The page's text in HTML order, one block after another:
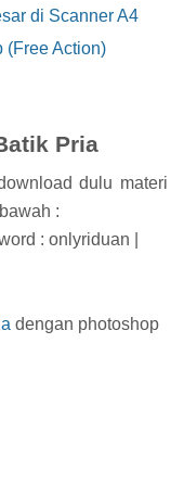
di Scanner A4
(Free Action)
Pria
dulu materi
:
: onlyriduan |
dengan photoshop